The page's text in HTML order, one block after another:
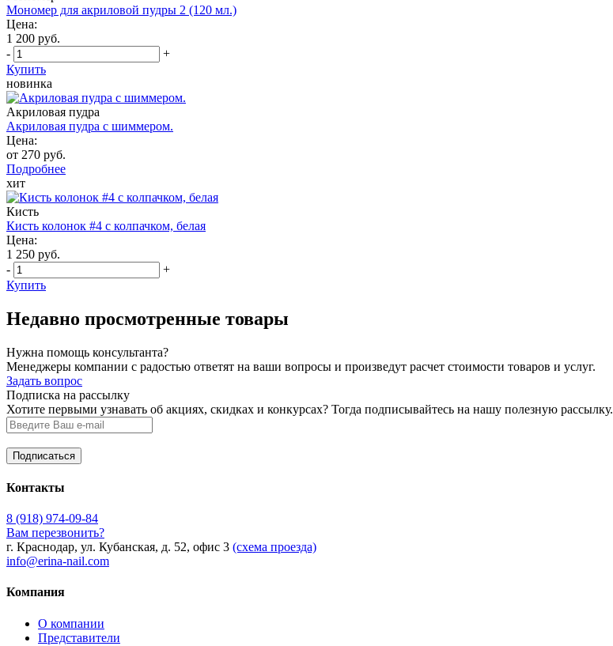
Мономер для акриловой пудры 2 (120 мл.)
Цена:
1 200 руб.
-
+
Купить
новинка
Акриловая пудра
Акриловая пудра с шиммером.
Цена:
от 270 руб.
Подробнее
хит
Кисть
Кисть колонок #4 с колпачком, белая
Цена:
1 250 руб.
-
+
Купить
Недавно просмотренные товары
Нужна помощь консультанта?
Менеджеры компании с радостью ответят на ваши вопросы и произведут расчет стоимости товаров и услуг.
Задать вопрос
Подписка на рассылку
Хотите первыми узнавать об акциях, скидках и конкурсах? Тогда подписывайтесь на нашу полезную рассылку.
Контакты
8 (918) 974-09-84
Вам перезвонить?
г. Краснодар, ул. Кубанская, д. 52, офис 3 (схема проезда)
info@erina-nail.com
Компания
О компании
Представители